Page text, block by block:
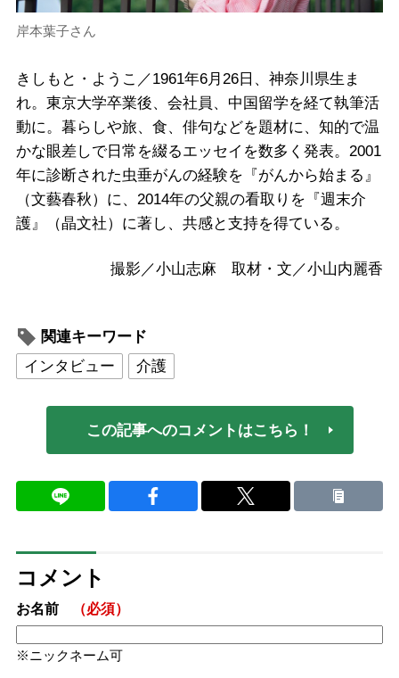
岸本葉子さん
きしもと・ようこ／1961年6月26日、神奈川県生ま
れ。東京大学卒業後、会社員、中国留学を経て執筆活
動に。暮らしや旅、食、俳句などを題材に、知的で温
かな眼差しで日常を綴るエッセイを数多く発表。2001
年に診断された虫垂がんの経験を『がんから始まる』
（文藝春秋）に、2014年の父親の看取りを『週末介
護』（晶文社）に著し、共感と支持を得ている。
撮影／小山志麻 取材・文／小山内麗香
関連キーワード
インタビュー
介護
この記事へのコメントはこちら！
コメント
お名前 （必須）
ニックネーム可